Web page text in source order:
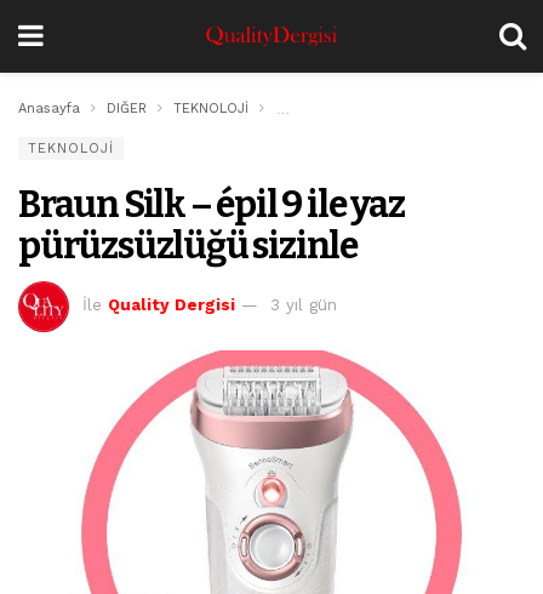
Anasayfa DIĞER TEKNOLOJİ
TEKNOLOJİ
Braun Silk – épil 9 ile yaz
pürüzsüzlüğü sizinle
İle Quality Dergisi 3 yıl gün